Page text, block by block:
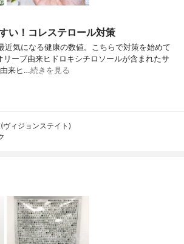
い！コレステロール対策
近気になる健康の数値。こちらで対策を始めて
リーブ由来ヒドロキシチロソールが含まれたサ
来ヒ…続きを見る
ヴィジョンステイト)